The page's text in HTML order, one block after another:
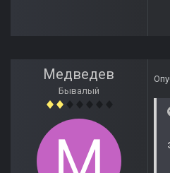
Медведев
Бывалый